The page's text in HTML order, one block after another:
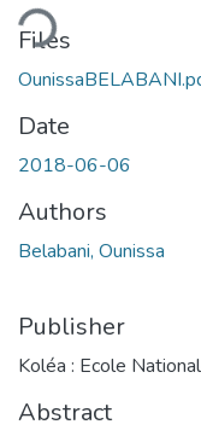
Files
Date
2018-06-06
Authors
Belabani, Ounissa
Publisher
Koléa : Ecole
Abstract